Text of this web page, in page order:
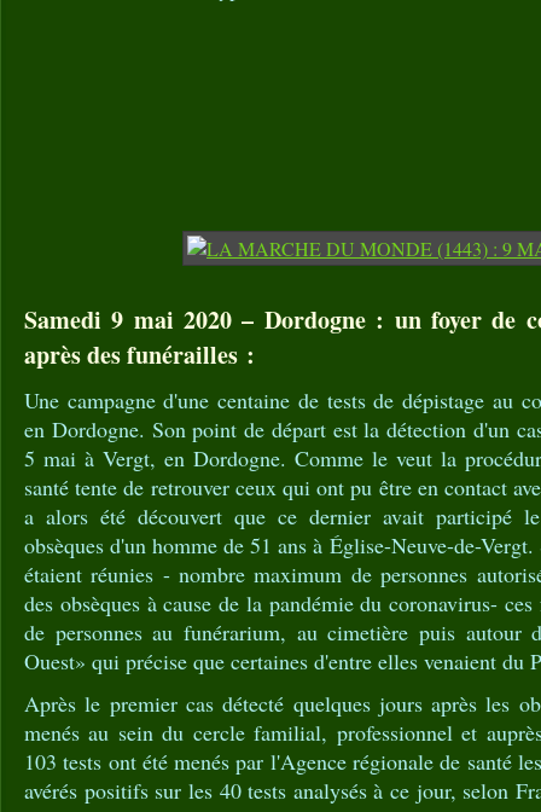
Samedi 9 mai 2020 – Dordogne : un foyer de
après des funérailles :
Une campagne d'une centaine de tests de dépistage au
en Dordogne. Son point de départ est la détection d'un
5 mai à Vergt, en Dordogne. Comme le veut la
santé tente de retrouver ceux qui ont pu être en contact
a alors été découvert que ce dernier avait participé
obsèques d'un homme de 51 ans à Église-Neuve-de-
étaient réunies - nombre maximum de personnes
des obsèques à cause de la pandémie du coronavirus-
de personnes au funérarium, au cimetière puis
Ouest» qui précise que certaines d'entre elles venaient du
Après le premier cas détecté quelques jours après les
menés au sein du cercle familial, professionnel et
103 tests ont été menés par l'Agence régionale de santé
avérés positifs sur les 40 tests analysés à ce jour, selon